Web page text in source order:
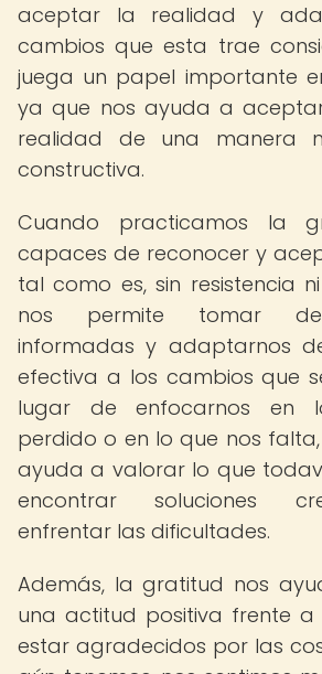
aceptar la realidad y
cambios que esta trae
juega un papel importante
ya que nos ayuda a
realidad de una manera
constructiva.
Cuando practicamos la
capaces de reconocer y
tal como es, sin resistencia
nos permite tomar
informadas y adaptarnos
efectiva a los cambios que
lugar de enfocarnos en
perdido o en lo que nos
ayuda a valorar lo que
encontrar soluciones
enfrentar las dificultades.
Además, la gratitud nos
una actitud positiva frente a
estar agradecidos por las